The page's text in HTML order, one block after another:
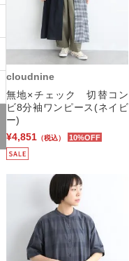
cloudnine
無地×チェック 切替コン
ビ8分袖ワンピース(ネイビ
ー)
¥4,851 （税込） 10%OFF